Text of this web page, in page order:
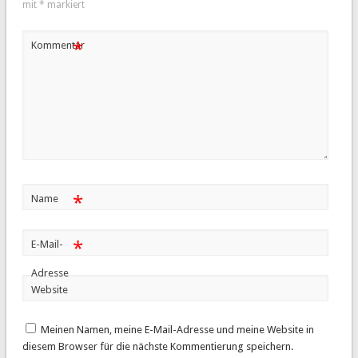
mit * markiert
Kommentar
*
Name *
E-Mail-
Adresse
*
Website
Meinen Namen, meine E-Mail-Adresse und meine Website in
diesem Browser für die nächste Kommentierung speichern.